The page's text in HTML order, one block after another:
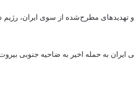
و تهدیدهای مطرح‌شده از سوی ایران،
به حمله اخیر به ضاحیه جنوبی